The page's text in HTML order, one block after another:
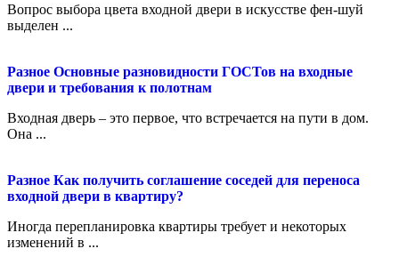
Вопрос выбора цвета входной двери в искусстве фен-шуй
выделен ...
Разное Основные разновидности ГОСТов на входные
двери и требования к полотнам
Входная дверь – это первое, что встречается на пути в дом.
Она ...
Разное Как получить соглашение соседей для переноса
входной двери в квартиру?
Иногда перепланировка квартиры требует и некоторых
изменений в ...